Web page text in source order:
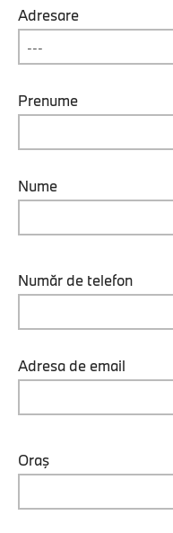
Adresare
Prenume
Nume
Număr de telefon
Adresa de email
Oraş